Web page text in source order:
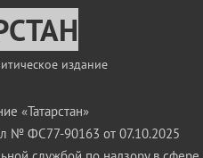
издание
«Татарстан»
№ ФС77-90163 от 07.10.2025